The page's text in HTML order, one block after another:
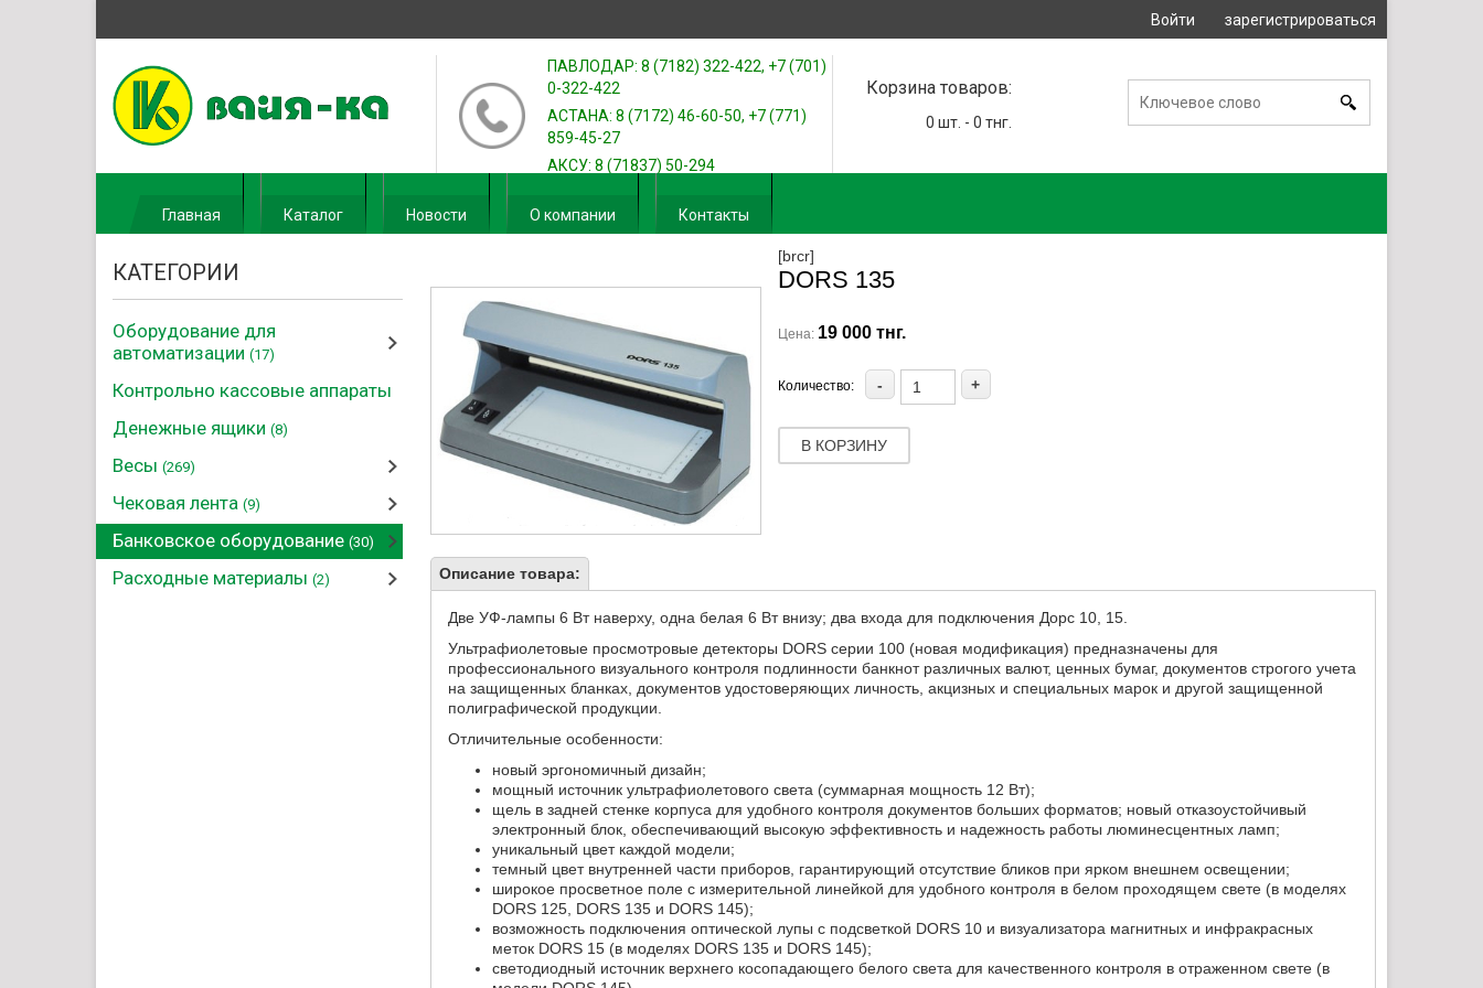
Войти зарегистрироваться
ПАВЛОДАР: 8 (7182) 322-422, +7 (701)
0-322-422
АСТАНА: 8 (7172) 46-60-50, +7 (771)
859-45-27
АКСУ: 8 (71837) 50-294
Корзина товаров:
0 шт. - 0 тнг.
Главная Каталог Новости О компании Контакты
КАТЕГОРИИ
Оборудование для
автоматизации (17)
Контрольно кассовые аппараты
Денежные ящики (8)
Весы (269)
Чековая лента (9)
Банковское оборудование (30)
Расходные материалы (2)
[brcr]
DORS 135
Цена: 19 000 тнг.
Количество: +
-
В КОРЗИНУ
Описание товара:
Две УФ-лампы 6 Вт наверху, одна белая 6 Вт внизу; два входа для подключения Дорс 10, 15.
Ультрафиолетовые просмотровые детекторы DORS серии 100 (новая модификация) предназначены для
профессионального визуального контроля подлинности банкнот различных валют, ценных бумаг, документов строгого учета
на защищенных бланках, документов удостоверяющих личность, акцизных и специальных марок и другой защищенной
полиграфической продукции.
Отличительные особенности:
новый эргономичный дизайн;
мощный источник ультрафиолетового света (суммарная мощность 12 Вт);
щель в задней стенке корпуса для удобного контроля документов больших форматов; новый отказоустойчивый
электронный блок, обеспечивающий высокую эффективность и надежность работы люминесцентных ламп;
уникальный цвет каждой модели;
темный цвет внутренней части приборов, гарантирующий отсутствие бликов при ярком внешнем освещении;
широкое просветное поле с измерительной линейкой для удобного контроля в белом проходящем свете (в моделях
DORS 125, DORS 135 и DORS 145);
возможность подключения оптической лупы с подсветкой DORS 10 и визуализатора магнитных и инфракрасных
меток DORS 15 (в моделях DORS 135 и DORS 145);
светодиодный источник верхнего косопадающего белого света для качественного контроля в отраженном свете (в